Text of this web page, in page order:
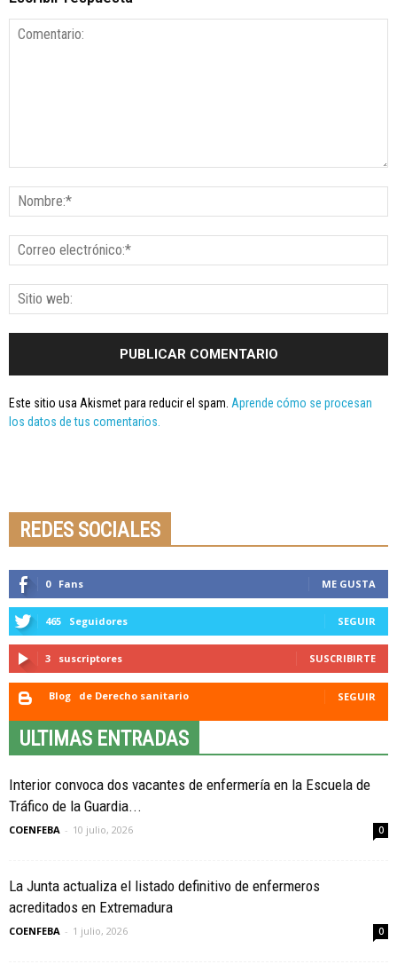
Este sitio usa Akismet para reducir el spam. Aprende cómo se procesan
los datos de tus comentarios.
REDES SOCIALES
0 Fans ME GUSTA
465 Seguidores SEGUIR
3 suscriptores SUSCRIBIRTE
Blog de Derecho sanitario SEGUIR
ULTIMAS ENTRADAS
Interior convoca dos vacantes de enfermería en la Escuela de
Tráfico de la Guardia...
COENFEBA - 10 julio, 2026 0
La Junta actualiza el listado definitivo de enfermeros
acreditados en Extremadura
COENFEBA - 1 julio, 2026 0